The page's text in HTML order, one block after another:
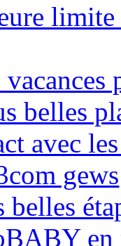
limite
belles
avec
gews
belles
en